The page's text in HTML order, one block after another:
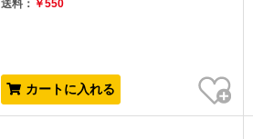
送料： ￥550
カートに入れる
お気に入り